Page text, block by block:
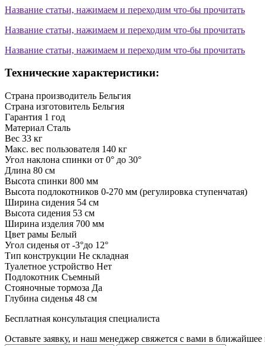
Название статьи, нажимаем и переходим что-бы прочитать
Название статьи, нажимаем и переходим что-бы прочитать
Название статьи, нажимаем и переходим что-бы прочитать
Технические характеристики:
Страна производитель Бельгия
Страна изготовитель Бельгия
Гарантия 1 год
Материал Сталь
Вес 33 кг
Макс. вес пользователя 140 кг
Угол наклона спинки от 0° до 30°
Длина 80 см
Высота спинки 800 мм
Высота подлокотников 0-270 мм (регулировка ступенчатая)
Ширина сидения 54 см
Высота сидения 53 см
Ширина изделия 700 мм
Цвет рамы Белый
Угол сиденья от -3°до 12°
Тип конструкции Не складная
Туалетное устройство Нет
Подлокотник Съемный
Стояночные тормоза Да
Глубина сиденья 48 см
Бесплатная консультация специалиста
Оставьте заявку, и наш менеджер свяжется с вами в ближайшее